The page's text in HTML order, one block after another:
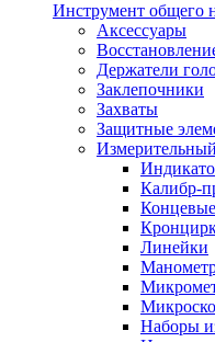
Инструмент общего
Аксессуары
Держатели
Заклепочники
Захваты
Защитные
Калибр-
Линейки
Наборы